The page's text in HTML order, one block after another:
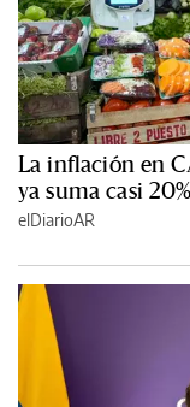
La inflación en
ya suma casi
elDiarioAR